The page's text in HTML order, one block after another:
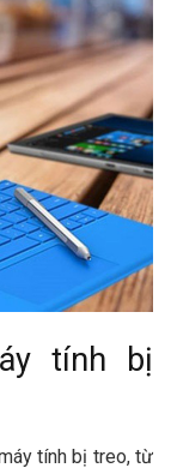
tính bị
tính bị treo, từ